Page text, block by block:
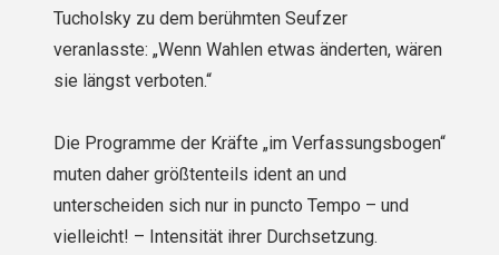
Tucholsky zu dem berühmten Seufzer
veranlasste: „Wenn Wahlen etwas änderten, wären
sie längst verboten.“
Die Programme der Kräfte „im Verfassungsbogen“
muten daher größtenteils ident an und
unterscheiden sich nur in puncto Tempo – und
vielleicht! – Intensität ihrer Durchsetzung.